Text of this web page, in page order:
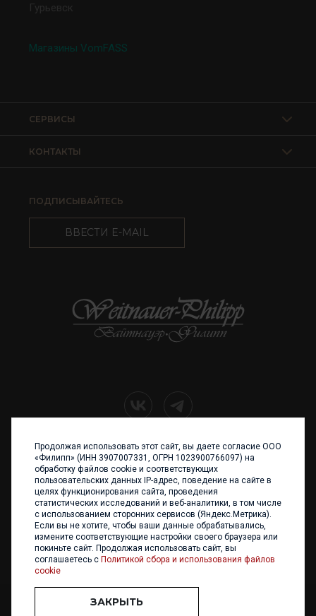
Гурьевск
Магазины VomFASS
КОНТАКТЫ
СЕРВИСЫ
ПОДПИСЫВАЙТЕСЬ
ВВЕСТИ E-MAIL
+7 (4012) 960 898
236017 Калининград,
ул. Каштановая аллея, 47
Телефон: +7 4012 960 898,
+7 4012 960 856
Написать нам
ООО «ФИЛИПП» © 2013 - 2026. Все права защищены
Продолжая использовать этот сайт, вы даете согласие ООО
«Филипп» (ИНН 3907007331, ОГРН 1023900766097) на
обработку файлов cookie и соответствующих
пользовательских данных IP-адрес, поведение на сайте в
целях функционирования сайта, проведения
статистических исследований и веб-аналитики, в том числе
с использованием сторонних сервисов (Яндекс.Метрика).
Если вы не хотите, чтобы ваши данные обрабатывались,
измените соответствующие настройки своего браузера или
покиньте сайт. Продолжая использовать сайт, вы
соглашаетесь с Политикой сбора и использования файлов
cookie
ЗАКРЫТЬ